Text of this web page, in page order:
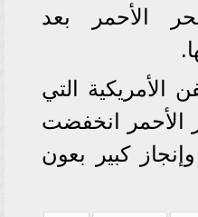
الأحمر بعد
الأمريكية التي
الأحمر انخفضت
كبير بعون